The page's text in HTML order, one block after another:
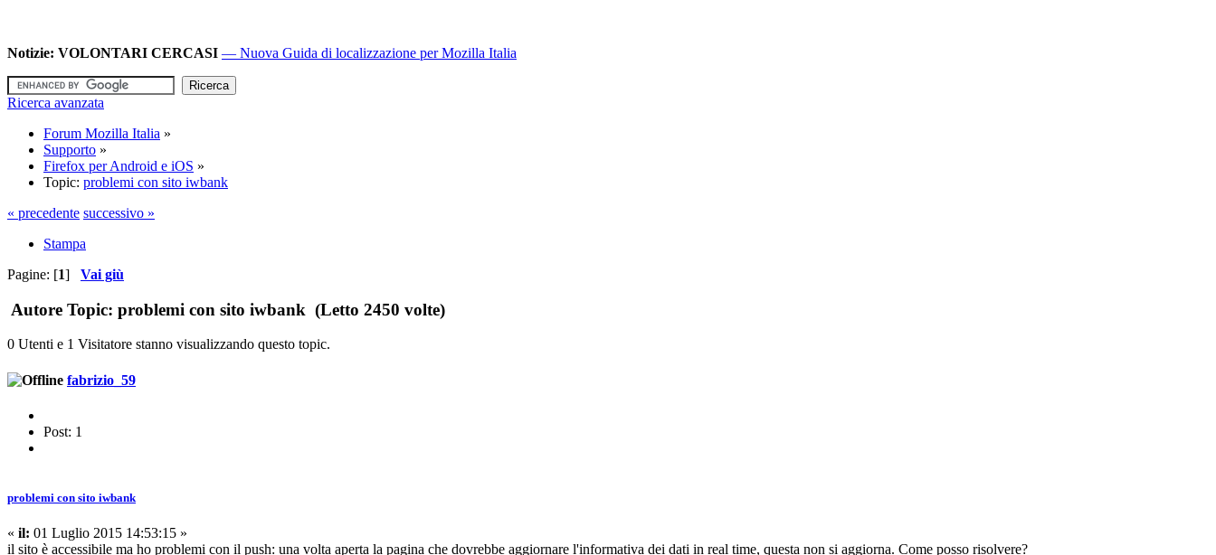
Notizie: VOLONTARI CERCASI — Nuova Guida di localizzazione per Mozilla Italia
Ricerca avanzata
Forum Mozilla Italia »
Supporto »
Firefox per Android e iOS »
Topic: problemi con sito iwbank
« precedente successivo »
Stampa
Pagine: [1] Vai giù
Autore Topic: problemi con sito iwbank (Letto 2450 volte)
0 Utenti e 1 Visitatore stanno visualizzando questo topic.
fabrizio_59
Post: 1
problemi con sito iwbank
« il: 01 Luglio 2015 14:53:15 »
il sito è accessibile ma ho problemi con il push: una volta aperta la pagina che dovrebbe aggiornare l'informativa dei dati in real time, questa non si aggiorna. Come posso risolvere?